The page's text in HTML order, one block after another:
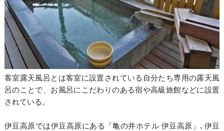
客室露天風呂とは客室に設置されている自分たち専用の露天風
呂のことで、お風呂にこだわりのある宿や高級旅館などに設置
されている。
伊豆高原では伊豆高原にある「亀の井ホテル 伊豆高原」､伊豆